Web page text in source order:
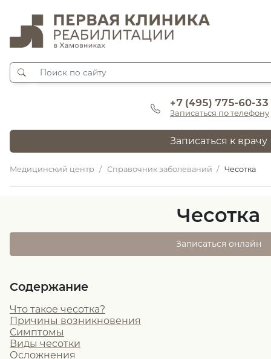
+7 (495) 775-60-33
Записаться по телефону
Записаться к врачу
Медицинский центр Справочник заболеваний Чесотка
Чесотка
Записаться онлайн
Содержание
Что такое чесотка?
Причины возникновения
Симптомы
Виды чесотки
Осложнения